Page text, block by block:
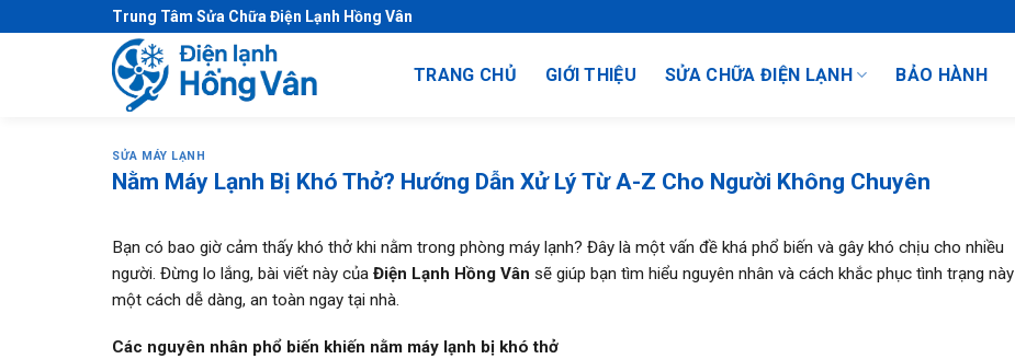
k
Trung Tâm Sửa Chữa Điện Lạnh Hồng Vân
TRANG CHỦ GIỚI THIỆU SỬA CHỮA ĐIỆN LẠNH BẢO HÀNH
SỬA MÁY LẠNH
Nằm Máy Lạnh Bị Khó Thở? Hướng Dẫn Xử Lý Từ A-Z Cho Người Không Chuyên
Bạn có bao giờ cảm thấy khó thở khi nằm trong phòng máy lạnh? Đây là một vấn đề khá phổ biến và gây khó chịu cho nhiều
người. Đừng lo lắng, bài viết này của Điện Lạnh Hồng Vân sẽ giúp bạn tìm hiểu nguyên nhân và cách khắc phục tình trạng này
một cách dễ dàng, an toàn ngay tại nhà.
Các nguyên nhân phổ biến khiến nằm máy lạnh bị khó thở